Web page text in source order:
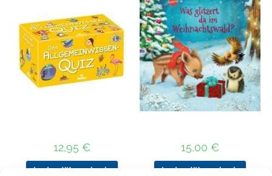
12,95 €
In den Warenkorb
15,00 €
In den Warenkorb